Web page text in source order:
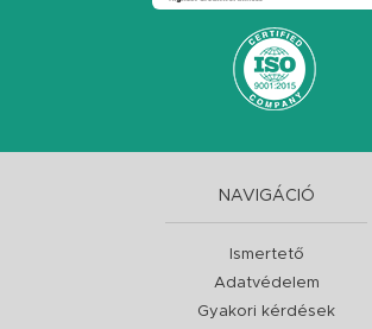
NAVIGÁCIÓ
Ismertető
Adatvédelem
Gyakori kérdések